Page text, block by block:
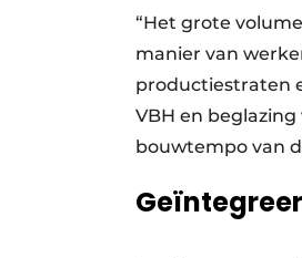
“Het grote
manier van
productiestraten
VBH en
bouwtempo van